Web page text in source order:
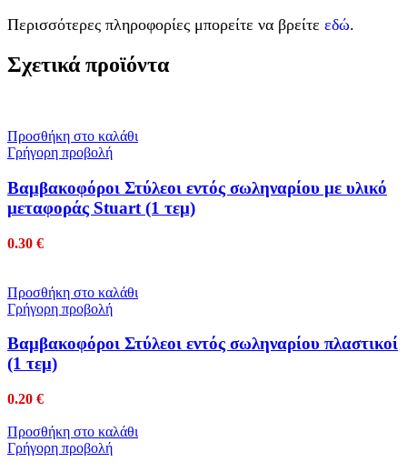
Περισσότερες πληροφορίες μπορείτε να βρείτε εδώ.
Σχετικά προϊόντα
Προσθήκη στο καλάθι
Γρήγορη προβολή
Βαμβακοφόροι Στύλεοι εντός σωληναρίου με υλικό
μεταφοράς Stuart (1 τεμ)
0.30 €
Προσθήκη στο καλάθι
Γρήγορη προβολή
Βαμβακοφόροι Στύλεοι εντός σωληναρίου πλαστικοί
(1 τεμ)
0.20 €
Προσθήκη στο καλάθι
Γρήγορη προβολή